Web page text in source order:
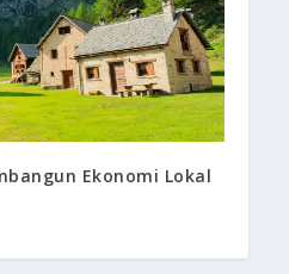
Ekonomi Lokal